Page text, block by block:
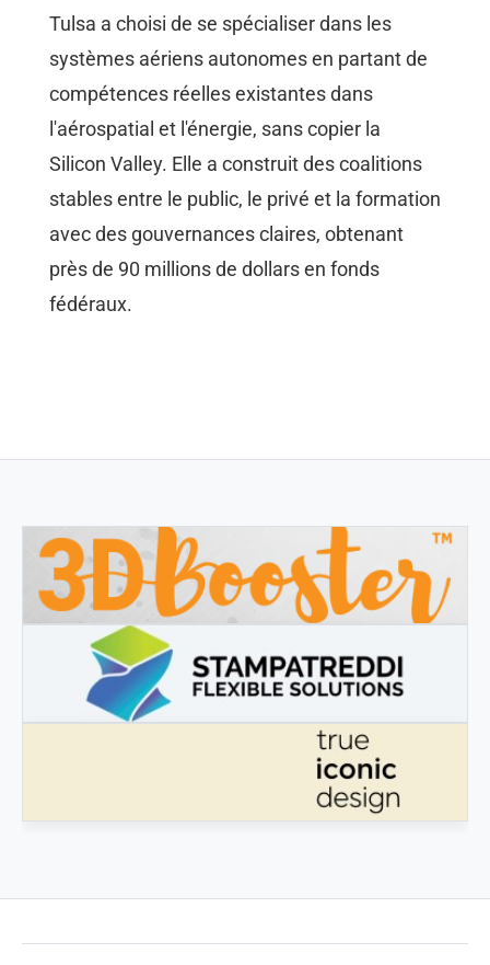
Tulsa a choisi de se spécialiser dans les
systèmes aériens autonomes en partant de
compétences réelles existantes dans
l'aérospatial et l'énergie, sans copier la
Silicon Valley. Elle a construit des coalitions
stables entre le public, le privé et la formation
avec des gouvernances claires, obtenant
près de 90 millions de dollars en fonds
fédéraux.
3DBOOSTER
3DBooster - Prodotti innovativi per stampa 3D